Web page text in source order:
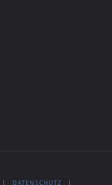
DATENSCHUTZ